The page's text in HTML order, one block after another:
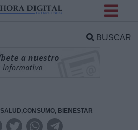
BUSCAR
SALUD,CONSUMO, BIENESTAR